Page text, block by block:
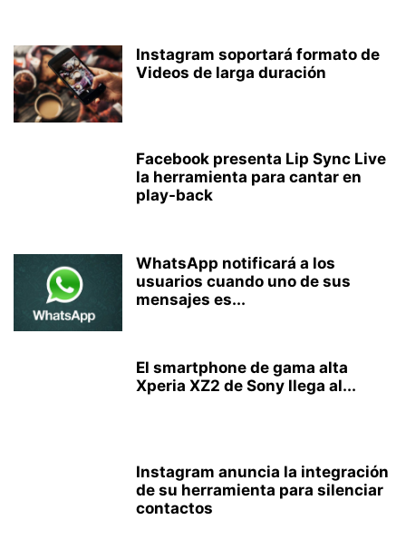
Instagram soportará formato de
Videos de larga duración
Facebook presenta Lip Sync Live
la herramienta para cantar en
play-back
WhatsApp notificará a los
usuarios cuando uno de sus
mensajes es...
El smartphone de gama alta
Xperia XZ2 de Sony llega al...
Instagram anuncia la integración
de su herramienta para silenciar
contactos